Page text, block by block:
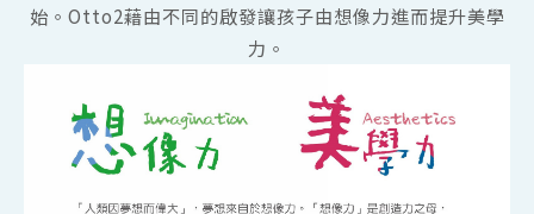
始。Otto2藉由不同的啟發讓孩子由想像力進而提升美學
力。